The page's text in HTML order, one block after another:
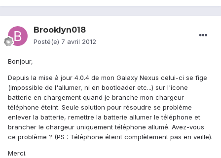
Brooklyn018
Posté(e) 7 avril 2012
Bonjour,
Depuis la mise à jour 4.0.4 de mon Galaxy Nexus celui-ci se fige
(impossible de l'allumer, ni en bootloader etc...) sur l'icone
batterie en chargement quand je branche mon chargeur
téléphone éteint. Seule solution pour résoudre se problème
enlever la batterie, remettre la batterie allumer le téléphone et
brancher le chargeur uniquement téléphone allumé. Avez-vous
ce problème ? (PS : Téléphone éteint complètement pas en veille).
Merci.